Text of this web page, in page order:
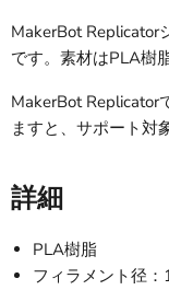
MakerBot Replicator
です。素材はPLA樹
MakerBot Replicator
ますと、サポート対
詳細
PLA樹脂
フィラメント径